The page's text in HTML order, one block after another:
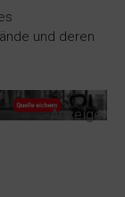
und deren
-Anzeige-